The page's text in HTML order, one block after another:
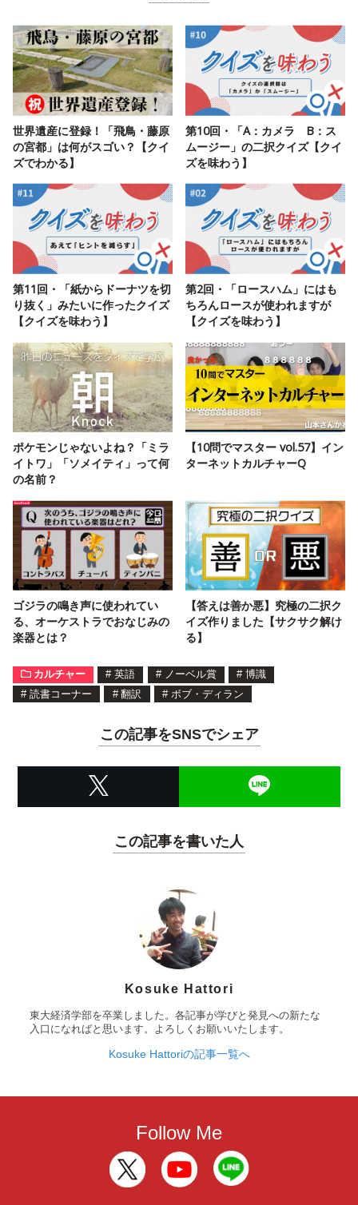
世界遺産に登録！「飛鳥・藤原
の宮都」は何がスゴい？【クイ
ズでわかる】
第10回・「A：カメラ B：ス
ムージー」の二択クイズ【クイ
ズを味わう】
第11回・「紙からドーナツを切
り抜く」みたいに作ったクイズ
【クイズを味わう】
第2回・「ロースハム」にはも
ちろんロースが使われますが
【クイズを味わう】
ポケモンじゃないよね？「ミラ
イトワ」「ソメイティ」って何
の名前？
【10問でマスター vol.57】イン
ターネットカルチャーQ
ゴジラの鳴き声に使われてい
る、オーケストラでおなじみの
楽器とは？
【答えは善か悪】究極の二択ク
イズ作りました【サクサク解け
る】
カルチャー # 英語 # ノーベル賞 # 博識
# 読書コーナー # 翻訳 # ボブ・ディラン
この記事をSNSでシェア
この記事を書いた人
Kosuke Hattori
東大経済学部を卒業しました。各記事が学びと発見への新たな
入口になればと思います。よろしくお願いいたします。
Kosuke Hattoriの記事一覧へ
Follow Me